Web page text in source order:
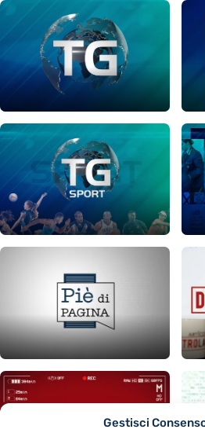
Gestisci